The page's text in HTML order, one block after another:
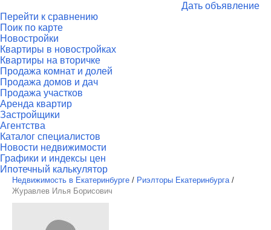
Дать объявление
Перейти к сравнению
Поик по карте
Новостройки
Квартиры в новостройках
Квартиры на вторичке
Продажа комнат и долей
Продажа домов и дач
Продажа участков
Аренда квартир
Застройщики
Агентства
Каталог специалистов
Новости недвижимости
Графики и индексы цен
Ипотечный калькулятор
Недвижимость в Екатеринбурге / Риэлторы Екатеринбурга /
Журавлев Илья Борисович